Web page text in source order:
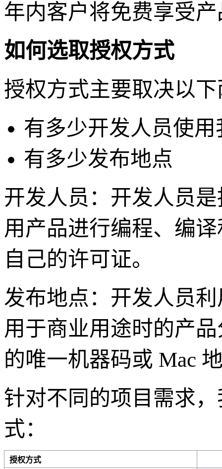
年内客户将免费享受
如何选取授权方式
授权方式主要取决以
有多少开发人员使
有多少发布地点
开发人员：开发人员
用产品进行编程、编
自己的许可证。
发布地点：开发人员
用于商业用途时的产
的唯一机器码或 Mac
针对不同的项目需求
式：
授权方式